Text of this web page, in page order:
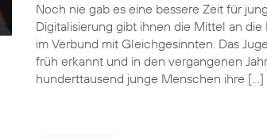
Noch nie gab es eine bessere Zeit für
Digitalisierung gibt ihnen die Mittel an
im Verbund mit Gleichgesinnten. Das
früh erkannt und in den vergangenen
hunderttausend junge Menschen ihre […]